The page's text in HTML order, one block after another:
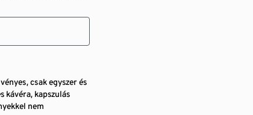
csak egyszer és
kávéra, kapszulás
nem